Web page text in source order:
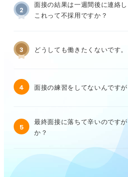
2
面接の結果は一週間後に連絡
これって不採用ですか？
3 どうしても働きたくないです
4 面接の練習をしてないんです
5
最終面接に落ちて辛いのです
か？